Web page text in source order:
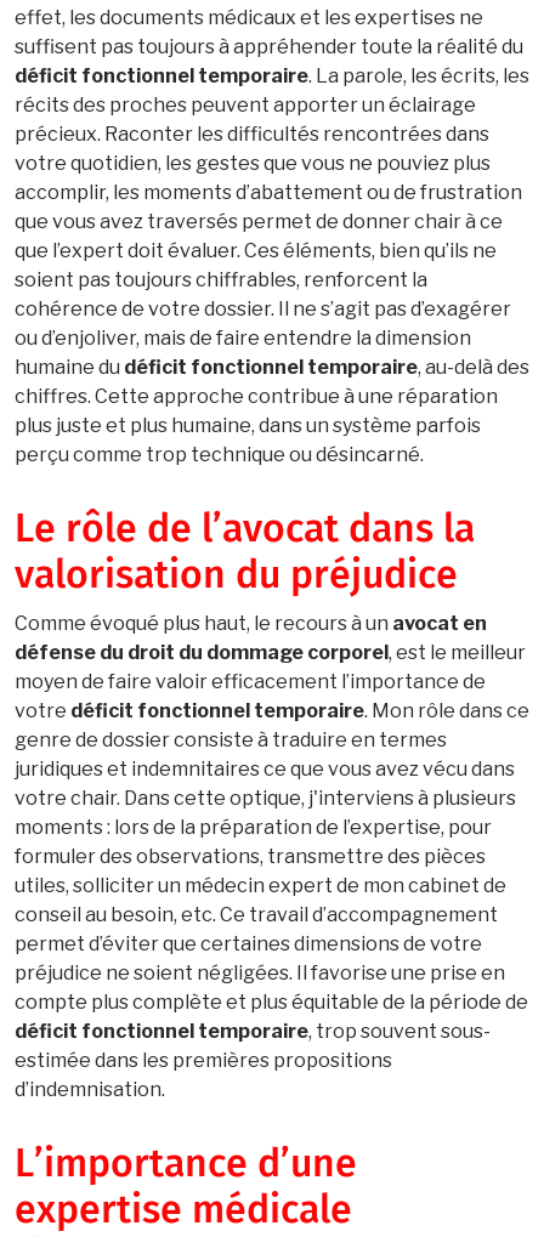
effet, les documents médicaux et les expertises ne
suffisent pas toujours à appréhender toute la réalité du
déficit fonctionnel temporaire. La parole, les écrits, les
récits des proches peuvent apporter un éclairage
précieux. Raconter les difficultés rencontrées dans
votre quotidien, les gestes que vous ne pouviez plus
accomplir, les moments d’abattement ou de frustration
que vous avez traversés permet de donner chair à ce
que l’expert doit évaluer. Ces éléments, bien qu’ils ne
soient pas toujours chiffrables, renforcent la
cohérence de votre dossier. Il ne s’agit pas d’exagérer
ou d’enjoliver, mais de faire entendre la dimension
humaine du déficit fonctionnel temporaire, au-delà des
chiffres. Cette approche contribue à une réparation
plus juste et plus humaine, dans un système parfois
perçu comme trop technique ou désincarné.
Le rôle de l’avocat dans la
valorisation du préjudice
Comme évoqué plus haut, le recours à un avocat en
défense du droit du dommage corporel, est le meilleur
moyen de faire valoir efficacement l’importance de
votre déficit fonctionnel temporaire. Mon rôle dans ce
genre de dossier consiste à traduire en termes
juridiques et indemnitaires ce que vous avez vécu dans
votre chair. Dans cette optique, j'interviens à plusieurs
moments : lors de la préparation de l’expertise, pour
formuler des observations, transmettre des pièces
utiles, solliciter un médecin expert de mon cabinet de
conseil au besoin, etc. Ce travail d’accompagnement
permet d’éviter que certaines dimensions de votre
préjudice ne soient négligées. Il favorise une prise en
compte plus complète et plus équitable de la période de
déficit fonctionnel temporaire, trop souvent sous-
estimée dans les premières propositions
d’indemnisation.
L’importance d’une
expertise médicale